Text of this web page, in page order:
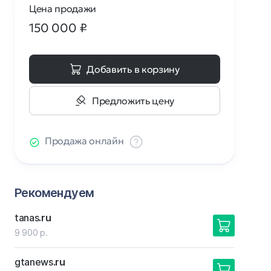
Цена продажи
150 000 ₽
Добавить в корзину
Предложить цену
Продажа онлайн
Рекомендуем
tanas.ru
9 900 р.
gtanews.ru